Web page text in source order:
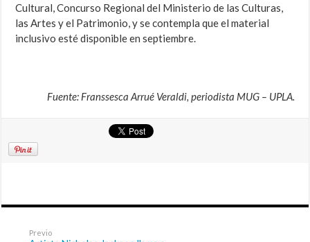
Cultural, Concurso Regional del Ministerio de las Culturas,
las Artes y el Patrimonio, y se contempla que el material
inclusivo esté disponible en septiembre.
Fuente: Franssesca Arrué Veraldi, periodista MUG – UPLA.
Previo